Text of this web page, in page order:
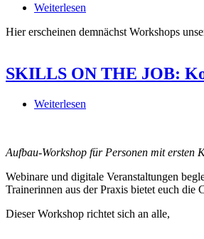
Weiterlesen
on
Hier erscheinen demnächst Workshops
SKILLS ON THE JOB:
Weiterlesen
JOB:
von
offline
online
Aufbau-Workshop für Personen mit ersten
Webinare und digitale Veranstaltungen
Trainerinnen aus der Praxis bietet euch die
Dieser Workshop richtet sich an alle,